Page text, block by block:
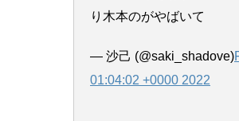
り木本のがやばいて
— 沙己 (@saki_shadove)
01:04:02 +0000 2022